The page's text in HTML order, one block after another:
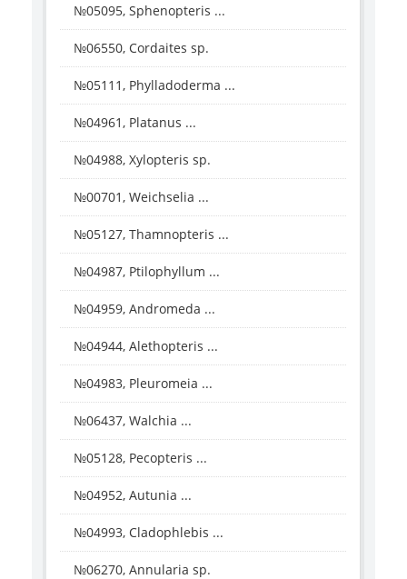
№05095, Sphenopteris ...
№06550, Cordaites sp.
№05111, Phylladoderma ...
№04961, Platanus ...
№04988, Xylopteris sp.
№00701, Weichselia ...
№05127, Thamnopteris ...
№04987, Ptilophyllum ...
№04959, Andromeda ...
№04944, Alethopteris ...
№04983, Pleuromeia ...
№06437, Walchia ...
№05128, Pecopteris ...
№04952, Autunia ...
№04993, Cladophlebis ...
№06270, Annularia sp.